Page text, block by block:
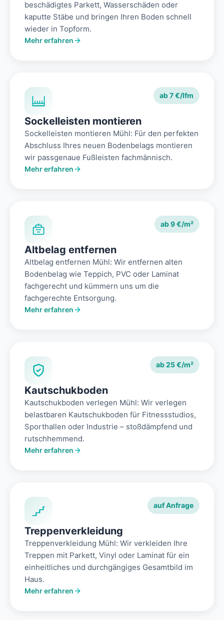
beschädigtes Parkett, Wasserschäden oder
kaputte Stäbe und bringen Ihren Boden schnell
wieder in Topform.
Mehr erfahren
ab 7 €/lfm
Sockelleisten montieren
Sockelleisten montieren Mühl: Für den perfekten
Abschluss Ihres neuen Bodenbelags montieren
wir passgenaue Fußleisten fachmännisch.
Mehr erfahren
ab 9 €/m²
Altbelag entfernen
Altbelag entfernen Mühl: Wir entfernen alten
Bodenbelag wie Teppich, PVC oder Laminat
fachgerecht und kümmern uns um die
fachgerechte Entsorgung.
Mehr erfahren
ab 25 €/m²
Kautschukboden
Kautschukboden verlegen Mühl: Wir verlegen
belastbaren Kautschukboden für Fitnessstudios,
Sporthallen oder Industrie – stoßdämpfend und
rutschhemmend.
Mehr erfahren
auf Anfrage
Treppenverkleidung
Treppenverkleidung Mühl: Wir verkleiden Ihre
Treppen mit Parkett, Vinyl oder Laminat für ein
einheitliches und durchgängiges Gesamtbild im
Haus.
Mehr erfahren